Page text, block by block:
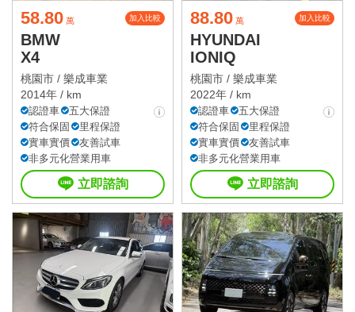
58.80 萬 加入比較
BMW
X4
桃園市 / 樂成車業
2014年 / km
認證車
五大保證
符合保固
里程保證
實車實價
友善試車
非多元化營業用車
立即諮詢
88.80 萬 加入比較
HYUNDAI
IONIQ
桃園市 / 樂成車業
2022年 / km
認證車
五大保證
符合保固
里程保證
實車實價
友善試車
非多元化營業用車
立即諮詢